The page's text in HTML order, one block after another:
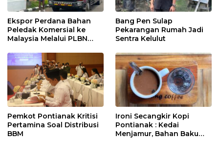
Ekspor Perdana Bahan
Peledak Komersial ke
Malaysia Melalui PLBN
Bang Pen Sulap
Pekarangan Rumah Jadi
Sentra Kelulut
Pemkot Pontianak Kritisi
Pertamina Soal Distribusi
BBM
Ironi Secangkir Kopi
Pontianak : Kedai
Menjamur, Bahan Baku